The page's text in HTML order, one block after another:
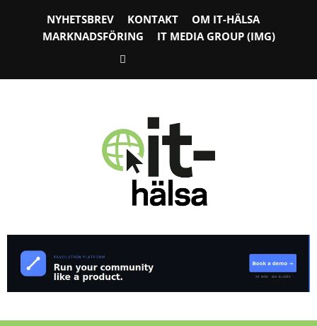
NYHETSBREV KONTAKT
OM IT-HÄLSA
MARKNADSFÖRING
IT MEDIA GROUP (IMG)